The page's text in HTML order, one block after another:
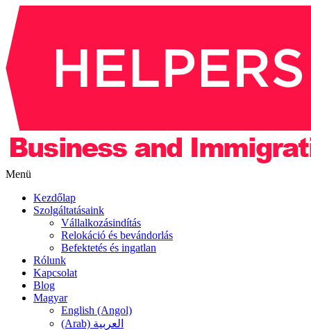
Menü
Kezdőlap
Szolgáltatásaink
Vállalkozásindítás
Relokáció és bevándorlás
Befektetés és ingatlan
Rólunk
Kapcsolat
Blog
Magyar
English (Angol)
(Arab) العربية